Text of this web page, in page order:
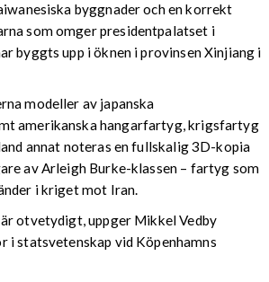
byggnader och en korrekt
som omger presidentpalatset i
byggts upp i öknen i provinsen Xinjiang i
modeller av japanska
amerikanska hangarfartyg, krigsfartyg
annat noteras en fullskalig 3D-kopia
av Arleigh Burke-klassen – fartyg som
i kriget mot Iran.
otvetydigt, uppger Mikkel Vedby
i statsvetenskap vid Köpenhamns